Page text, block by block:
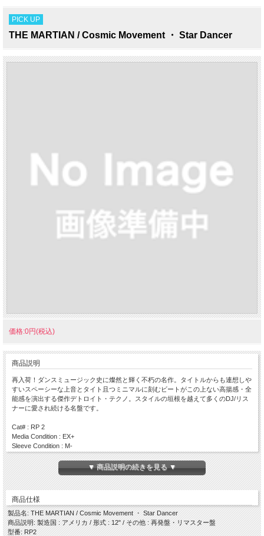
PICK UP
THE MARTIAN / Cosmic Movement ・ Star Dancer
価格:0円(税込)
商品説明
再入荷！ダンスミュージック史に燦然と輝く不朽の名作。タイトルからも連想しや
すいスペーシーな上音とタイト且つミニマルに刻むビートがこの上ない高揚感・全
能感を演出する傑作デトロイト・テクノ。スタイルの垣根を越えて多くのDJ/リス
ナーに愛され続ける名盤です。
Cat# : RP 2
Media Condition : EX+
Sleeve Condition : M-
Country : US
Year : 1993
Side A
Side B
・ Star Dancer
▼ 商品説明の続きを見る ▼
商品仕様
製品名: THE MARTIAN / Cosmic Movement ・ Star Dancer
商品説明: 製造国 : アメリカ / 形式 : 12" / その他 : 再発盤・リマスター盤
型番: RP2